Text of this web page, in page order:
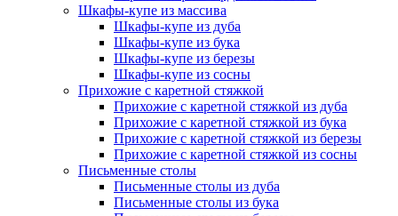
Шкафы-купе из массива
Шкафы-купе из дуба
Шкафы-купе из бука
Шкафы-купе из березы
Шкафы-купе из сосны
Прихожие с каретной стяжкой
Прихожие с каретной стяжкой из дуба
Прихожие с каретной стяжкой из бука
Прихожие с каретной стяжкой из березы
Прихожие с каретной стяжкой из сосны
Письменные столы
Письменные столы из дуба
Письменные столы из бука